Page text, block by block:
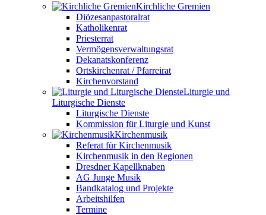
Kirchliche Gremien
Diözesanpastoralrat
Katholikenrat
Priesterrat
Vermögensverwaltungsrat
Dekanatskonferenz
Ortskirchenrat / Pfarreirat
Kirchenvorstand
Liturgie und
Liturgische Dienste
Liturgische Dienste
Kommission für Liturgie und Kunst
Kirchenmusik
Referat für Kirchenmusik
Kirchenmusik in den Regionen
Dresdner Kapellknaben
AG Junge Musik
Bandkatalog und Projekte
Arbeitshilfen
Termine